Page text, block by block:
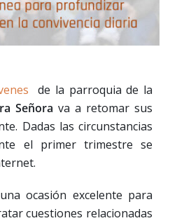
de la parroquia de la
Señora va a retomar sus
Dadas las circunstancias
el primer trimestre se
ocasión excelente para
cuestiones relacionadas